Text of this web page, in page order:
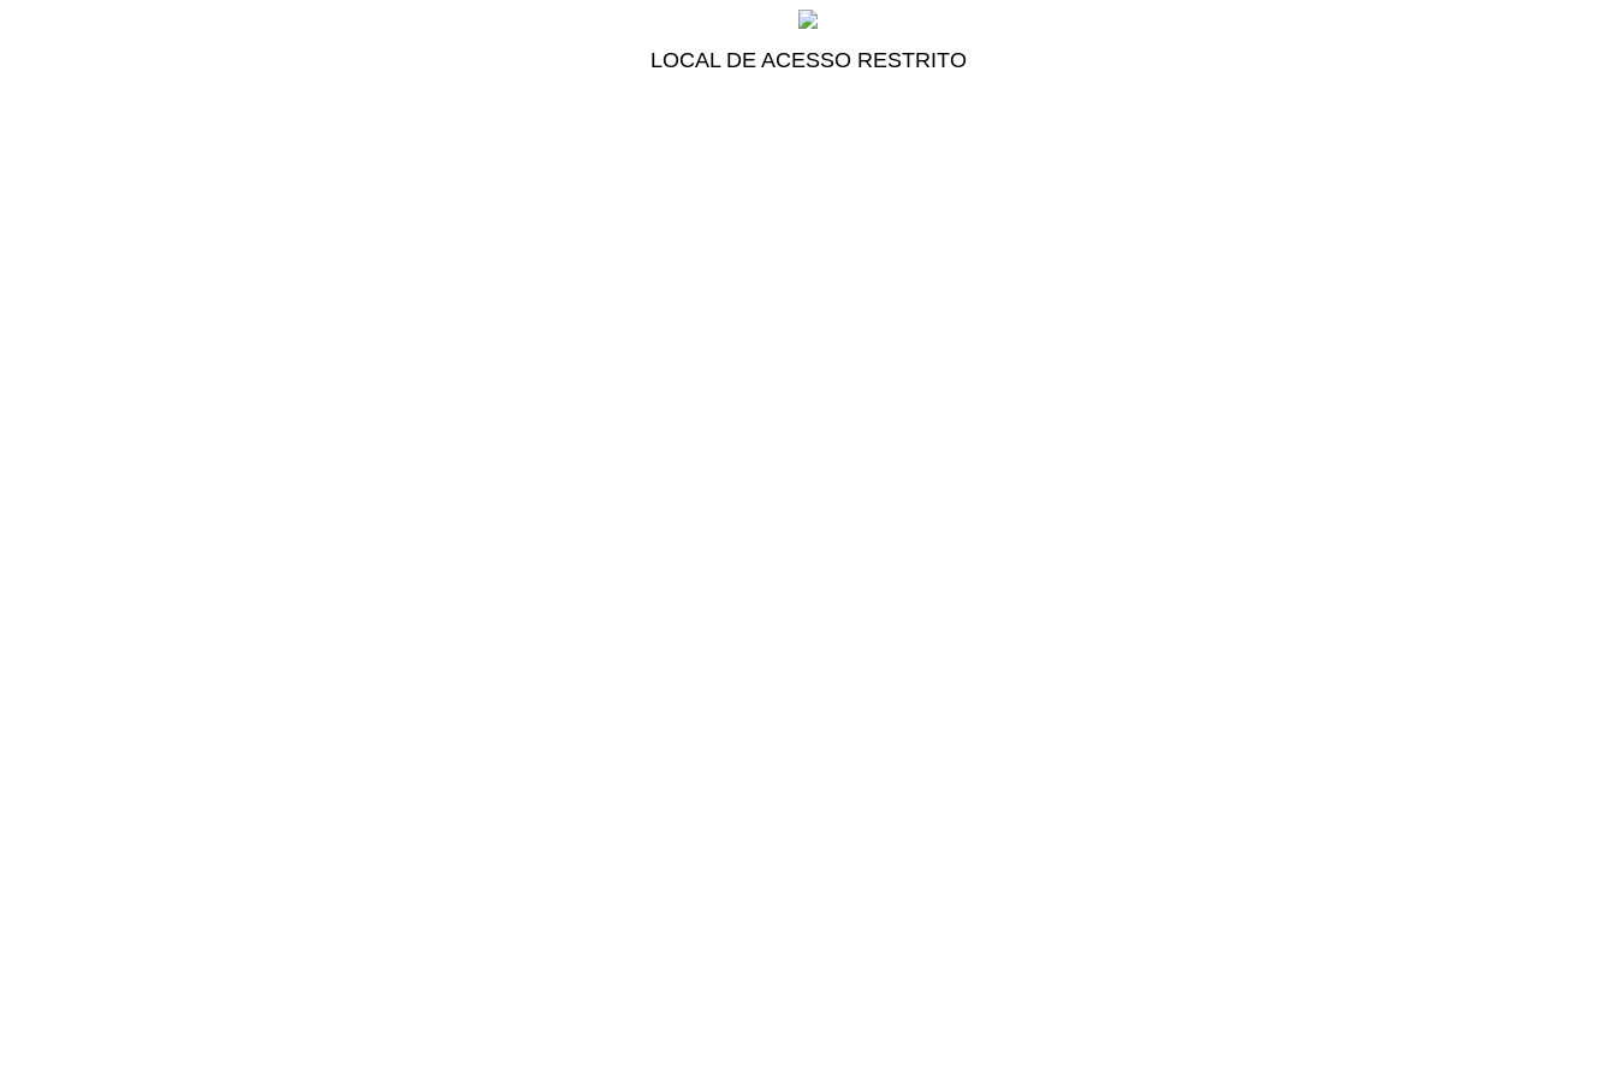
LOCAL DE ACESSO RESTRITO